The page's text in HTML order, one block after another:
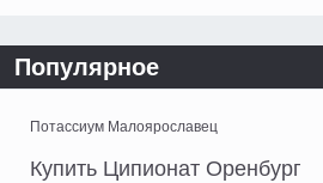
Популярное
Потассиум Малоярославец
Купить Ципионат Оренбург